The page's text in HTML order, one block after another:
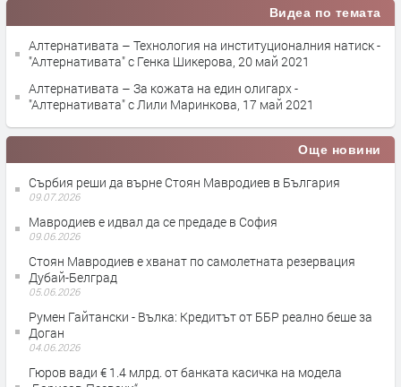
Видеа по темата
Алтернативата – Технология на институционалния натиск -
"Алтернативата" с Генка Шикерова, 20 май 2021
Алтернативата – За кожата на един олигарх -
"Алтернативата" с Лили Маринкова, 17 май 2021
Още новини
Сърбия реши да върне Стоян Мавродиев в България
09.07.2026
Мавродиев е идвал да се предаде в София
09.06.2026
Стоян Мавродиев е хванат по самолетната резервация
Дубай-Белград
05.06.2026
Румен Гайтански - Вълка: Кредитът от ББР реално беше за
Доган
04.06.2026
Гюров вади € 1.4 млрд. от банката касичка на модела